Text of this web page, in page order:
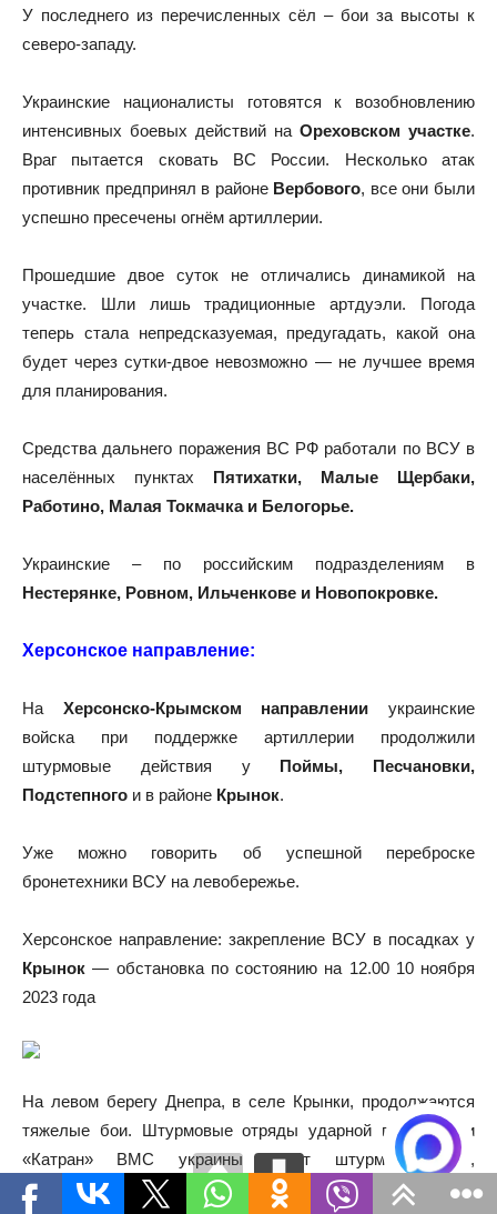
У последнего из перечисленных сёл – бои за высоты к
северо-западу.
Украинские националисты готовятся к возобновлению
интенсивных боевых действий на Ореховском участке.
Враг пытается сковать ВС России. Несколько атак
противник предпринял в районе Вербового, все они были
успешно пресечены огнём артиллерии.
Прошедшие двое суток не отличались динамикой на
участке. Шли лишь традиционные артдуэли. Погода
теперь стала непредсказуемая, предугадать, какой она
будет через сутки-двое невозможно — не лучшее время
для планирования.
Средства дальнего поражения ВС РФ работали по ВСУ в
населённых пунктах Пятихатки, Малые Щербаки,
Работино, Малая Токмачка и Белогорье.
Украинские – по российским подразделениям в
Нестерянке, Ровном, Ильченкове и Новопокровке.
Херсонское направление:
На Херсонско-Крымском направлении украинские
войска при поддержке артиллерии продолжили
штурмовые действия у Поймы, Песчановки,
Подстепного и в районе Крынок.
Уже можно говорить об успешной переброске
бронетехники ВСУ на левобережье.
Херсонское направление: закрепление ВСУ в посадках у
Крынок — обстановка по состоянию на 12.00 10 ноября
2023 года
На левом берегу Днепра, в селе Крынки, продолжаются
тяжелые бои. Штурмовые отряды ударной группировки
«Катран» ВМС украины ведут штурм посадок,
примыкающих к населенному пункту.